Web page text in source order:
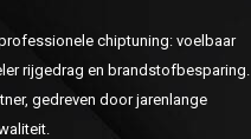
chiptuning: voelbaar
rijgedrag en brandstofbesparing.
gedreven door jarenlange